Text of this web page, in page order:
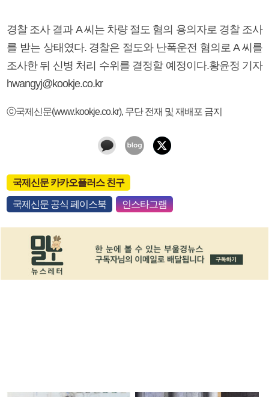
경찰 조사 결과 A 씨는 차량 절도 혐의 용의자로 경찰 조사
를 받는 상태였다. 경찰은 절도와 난폭운전 혐의로 A 씨를
조사한 뒤 신병 처리 수위를 결정할 예정이다.황윤정 기자
hwangyj@kookje.co.kr
ⓒ국제신문(www.kookje.co.kr), 무단 전재 및 재배포 금지
국제신문 카카오플러스 친구
국제신문 공식 페이스북 인스타그램